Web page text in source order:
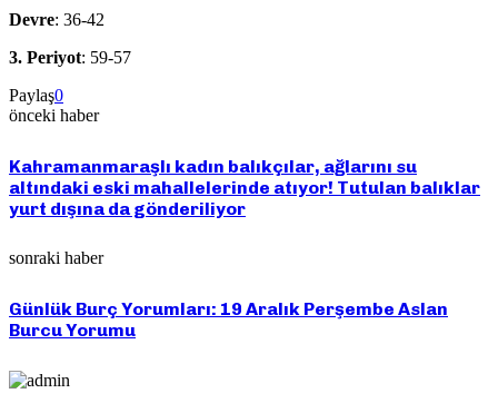
Devre: 36-42
3. Periyot: 59-57
Paylaş0
önceki haber
Kahramanmaraşlı kadın balıkçılar, ağlarını su
altındaki eski mahallelerinde atıyor! Tutulan balıklar
yurt dışına da gönderiliyor
sonraki haber
Günlük Burç Yorumları: 19 Aralık Perşembe Aslan
Burcu Yorumu